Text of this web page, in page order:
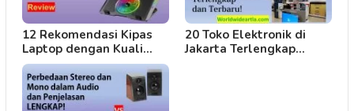
12 Rekomendasi Kipas
Laptop dengan Kuali…
20 Toko Elektronik di
Jakarta Terlengkap…